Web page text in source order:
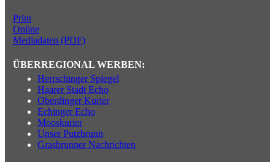
Print
Online
Mediadaten (PDF)
ÜBERREGIONAL WERBEN:
Herrschinger Spiegel
Haarer Stadt Echo
Oberdinger Kurier
Echinger Echo
Mooskurier
Unser Putzbrunn
Grasbrunner Nachrichten